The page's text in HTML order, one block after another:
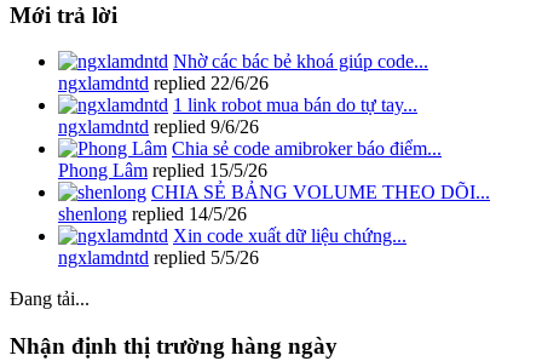
Mới trả lời
Nhờ các bác bẻ khoá giúp code...
ngxlamdntd replied 22/6/26
1 link robot mua bán do tự tay...
ngxlamdntd replied 9/6/26
Chia sẻ code amibroker báo điểm...
Phong Lâm replied 15/5/26
CHIA SẺ BẢNG VOLUME THEO DÕI...
shenlong replied 14/5/26
Xin code xuất dữ liệu chứng...
ngxlamdntd replied 5/5/26
Đang tải...
Nhận định thị trường hàng ngày